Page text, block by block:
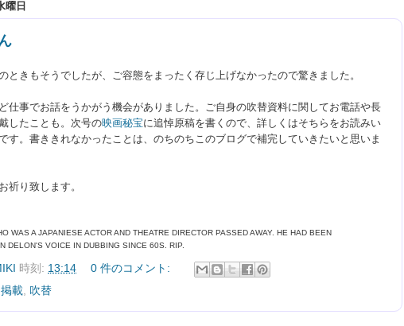
曜日
ときもそうでしたが、ご容態をまったく存じ上げなかったので驚きました。
仕事でお話をうかがう機会がありました。ご自身の吹替資料に関してお電話や長
したことも。次号の映画秘宝に追悼原稿を書くので、 詳しくはそちらをお読みい
す。書ききれなかったことは、のちのちこのブログで補完していきたいと思いま
祈り致します。
WAS A JAPANIESE ACTOR AND THEATRE DIRECTOR PASSED AWAY. HE HAD BEEN
DELON'S VOICE IN DUBBING SINCE 60S. RIP.
時刻: 13:14
0 件のコメント:
掲載, 吹替